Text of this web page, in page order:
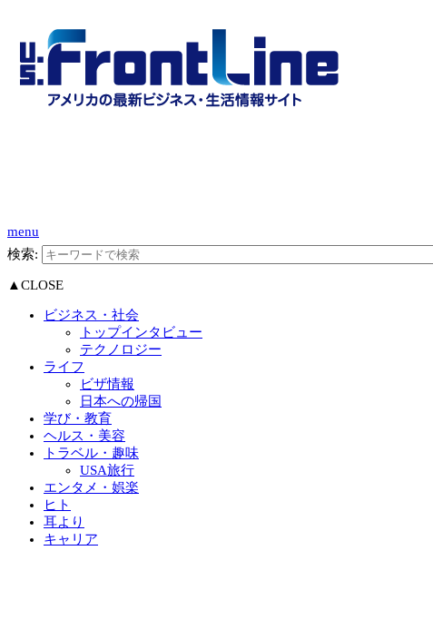
menu
検索:
▲CLOSE
ビジネス・社会
トップインタビュー
テクノロジー
ライフ
ビザ情報
日本への帰国
学び・教育
ヘルス・美容
トラベル・趣味
USA旅行
エンタメ・娯楽
ヒト
耳より
キャリア